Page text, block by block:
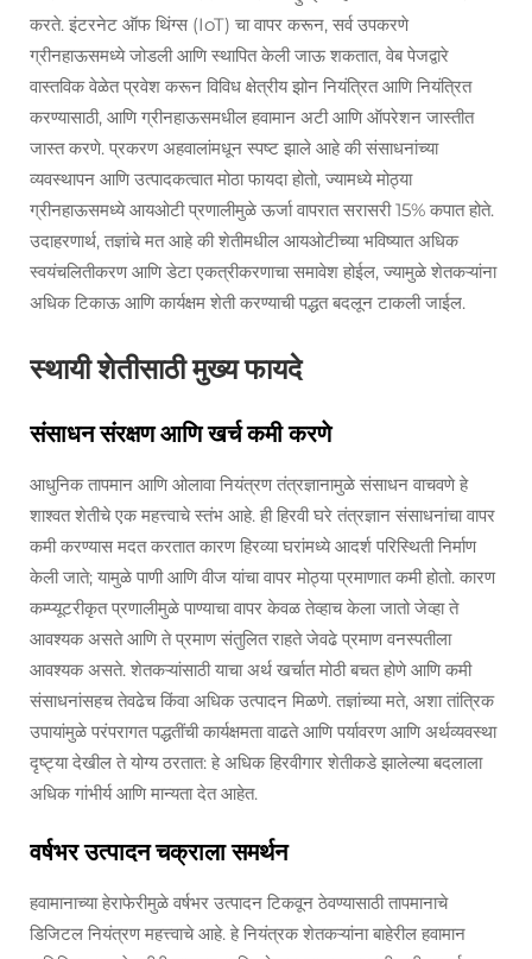
करते. इंटरनेट ऑफ थिंग्स (IoT) चा वापर करून, सर्व उपकरणे
ग्रीनहाऊसमध्ये जोडली आणि स्थापित केली जाऊ शकतात, वेब पेजद्वारे
वास्तविक वेळेत प्रवेश करून विविध क्षेत्रीय झोन नियंत्रित आणि नियंत्रित
करण्यासाठी, आणि ग्रीनहाऊसमधील हवामान अटी आणि ऑपरेशन जास्तीत
जास्त करणे. प्रकरण अहवालांमधून स्पष्ट झाले आहे की संसाधनांच्या
व्यवस्थापन आणि उत्पादकत्वात मोठा फायदा होतो, ज्यामध्ये मोठ्या
ग्रीनहाऊसमध्ये आयओटी प्रणालीमुळे ऊर्जा वापरात सरासरी 15% कपात होते.
उदाहरणार्थ, तज्ञांचे मत आहे की शेतीमधील आयओटीच्या भविष्यात अधिक
स्वयंचलितीकरण आणि डेटा एकत्रीकरणाचा समावेश होईल, ज्यामुळे शेतकऱ्यांना
अधिक टिकाऊ आणि कार्यक्षम शेती करण्याची पद्धत बदलून टाकली जाईल.
स्थायी शेतीसाठी मुख्य फायदे
संसाधन संरक्षण आणि खर्च कमी करणे
आधुनिक तापमान आणि ओलावा नियंत्रण तंत्रज्ञानामुळे संसाधन वाचवणे हे
शाश्वत शेतीचे एक महत्त्वाचे स्तंभ आहे. ही हिरवी घरे तंत्रज्ञान संसाधनांचा वापर
कमी करण्यास मदत करतात कारण हिरव्या घरांमध्ये आदर्श परिस्थिती निर्माण
केली जाते; यामुळे पाणी आणि वीज यांचा वापर मोठ्या प्रमाणात कमी होतो. कारण
कम्प्यूटरीकृत प्रणालीमुळे पाण्याचा वापर केवळ तेव्हाच केला जातो जेव्हा ते
आवश्यक असते आणि ते प्रमाण संतुलित राहते जेवढे प्रमाण वनस्पतीला
आवश्यक असते. शेतकऱ्यांसाठी याचा अर्थ खर्चात मोठी बचत होणे आणि कमी
संसाधनांसहच तेवढेच किंवा अधिक उत्पादन मिळणे. तज्ञांच्या मते, अशा तांत्रिक
उपायांमुळे परंपरागत पद्धतींची कार्यक्षमता वाढते आणि पर्यावरण आणि अर्थव्यवस्था
दृष्ट्या देखील ते योग्य ठरतात: हे अधिक हिरवीगार शेतीकडे झालेल्या बदलाला
अधिक गांभीर्य आणि मान्यता देत आहेत.
वर्षभर उत्पादन चक्राला समर्थन
हवामानाच्या हेराफेरीमुळे वर्षभर उत्पादन टिकवून ठेवण्यासाठी तापमानाचे
डिजिटल नियंत्रण महत्त्वाचे आहे. हे नियंत्रक शेतकऱ्यांना बाहेरील हवामान